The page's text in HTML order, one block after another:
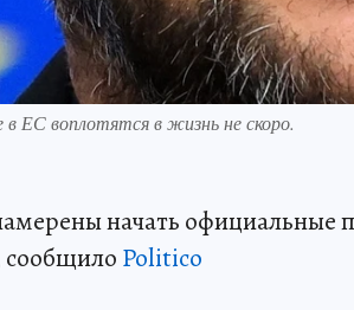
ЕС воплотятся в жизнь не скоро.
начать официальные
сообщилоPolitico